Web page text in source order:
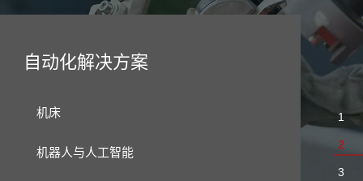
自动化解决方案
如何解决电压突变
机床
机器人与人工智能
1
2
3